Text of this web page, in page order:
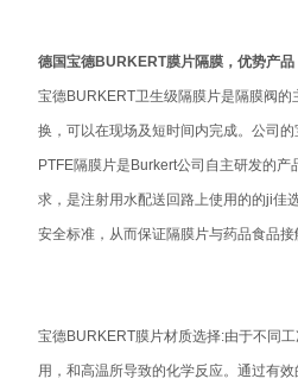
德国宝德BURKERT膜片隔膜，优势产品
宝德BURKERT卫生级隔膜片是隔膜阀
换，可以在现场及短时间内完成。公司
PTFE隔膜片是Burkert公司自主研发的
求，是注射用水配送回路上使用的的ji佳
安全标准，从而保证隔膜片与药品食品
宝德BURKERT膜片材质选择:由于不同
用，和高温所导致的化学反应。通过有